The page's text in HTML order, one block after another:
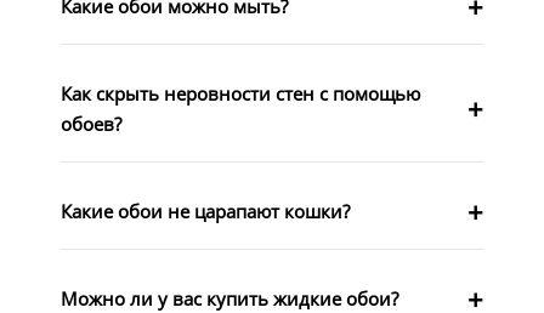
Какие обои можно мыть?
Как скрыть неровности стен с помощью
обоев?
Какие обои не царапают кошки?
Можно ли у вас купить жидкие обои?